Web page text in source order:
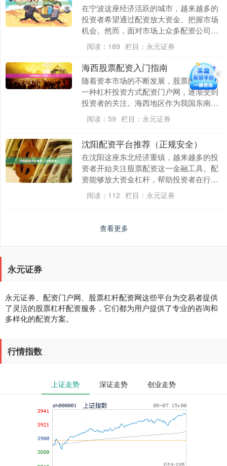
在宁波这座经济活跃的城市，越来越多的
投资者希望通过配资放大资金、把握市场
机会。然而，面对市场上众多配资公司配
资门户网，如何找到正规、安全且利率合
理的平台，成为投....
阅读： 189 栏目： 永元证券
海西股票配资入门指南
随着资本市场的不断发展，股票配资作为
一种杠杆投资方式配资门户网，逐渐受到
投资者的关注。海西地区作为我国东南沿
海的重要经济区域，其股票配资市场也呈
现出活跃态势。本....
阅读： 59 栏目： 永元证券
沈阳配资平台推荐（正规安全）
在沈阳这座东北经济重镇，越来越多的投
资者开始关注股票配资这一金融工具。配
资能够放大资金杠杆，帮助投资者在行情
来临时把握更多机会。然而，市场上配资
平台鱼龙混杂，选....
阅读： 112 栏目： 永元证券
查看更多
永元证券
永元证券、配资门户网、股票杠杆配资网这些平台为交易者提供
了灵活的股票杠杆配资服务，它们都为用户提供了专业的咨询和
多样化的配资方案。
行情指数
上证走势 深证走势 创业走势